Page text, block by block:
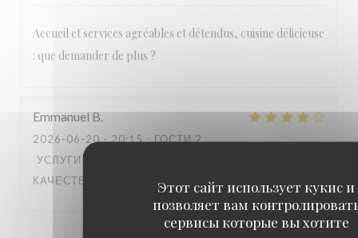
Этот сайт использует кукис и
позволяет вам
сервисы которые вы хотите
Accueil et services agréables et détendus, cuisine délicieuse
: que demander de plus ?
EmmanuelB
2026-06-20- 20:15 - ГОСТИ 2
УСЛУГИ:
КАЧЕСТВО